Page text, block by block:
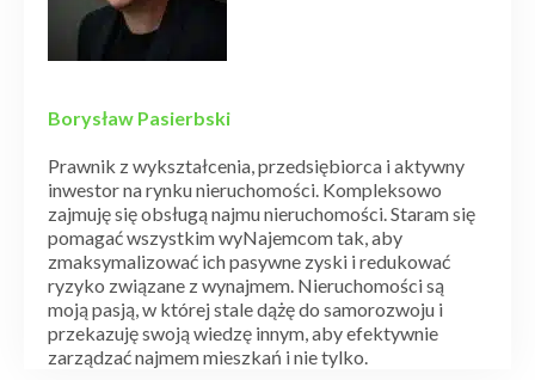
Borysław Pasierbski
Prawnik z wykształcenia, przedsiębiorca i aktywny
inwestor na rynku nieruchomości. Kompleksowo
zajmuję się obsługą najmu nieruchomości. Staram się
pomagać wszystkim wyNajemcom tak, aby
zmaksymalizować ich pasywne zyski i redukować
ryzyko związane z wynajmem. Nieruchomości są
moją pasją, w której stale dążę do samorozwoju i
przekazuję swoją wiedzę innym, aby efektywnie
zarządzać najmem mieszkań i nie tylko.